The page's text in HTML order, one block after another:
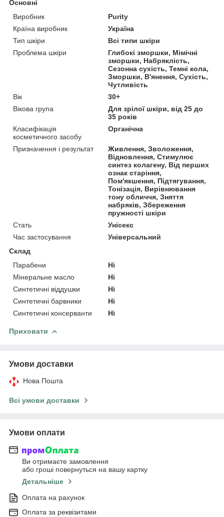
Основні
Виробник
Purity
Країна виробник
Україна
Тип шкіри
Всі типи шкіри
Проблема шкіри
Глибокі зморшки, Мімічні
зморшки, Набряклість,
Сезонна сухість, Темні кола,
Зморшки, В'янення, Сухість,
Чутливість
Вік
30+
Вікова група
Для зрілої шкіри, від 25 до
35 років
Класифікація
косметичного засобу
Органічна
Призначення і результат
Живлення, Зволоження,
Відновлення, Стимулює
синтез колагену, Від перших
ознак старіння,
Пом'якшення, Підтягування,
Тонізація, Вирівнювання
тону обличчя, Зняття
набряків, Збереження
пружності шкіри
Стать
Унісекс
Час застосування
Універсальний
Склад
Парабени
Ні
Мінеральне масло
Ні
Синтетичні віддушки
Ні
Синтетичні барвники
Ні
Синтетичні консерванти
Ні
Приховати
Умови доставки
Нова Пошта
Всі умови доставки
Умови оплати
Ви отримаєте замовлення
або гроші повернуться на вашу картку
Детальніше
Оплата на рахунок
Оплата за реквізитами